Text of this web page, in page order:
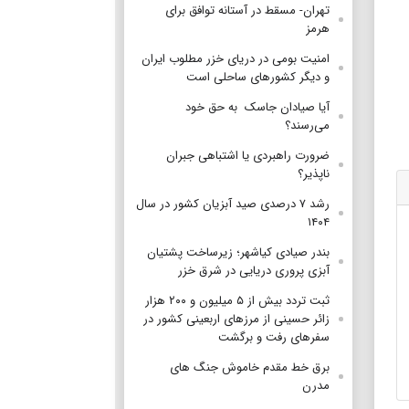
تهران- مسقط در آستانه توافق برای
هرمز
امنیت بومی در دریای خزر مطلوب ایران
و دیگر کشورهای ساحلی است
آیا صیادان جاسک به حق خود
می‌رسند؟
ضرورت راهبردی یا اشتباهی جبران
ناپذیر؟
رشد ۷ درصدی صید آبزیان کشور در سال
۱۴۰۴
بندر صیادی کیاشهر؛ زیرساخت پشتیان
آبزی پروری دریایی در شرق خزر
ثبت تردد بیش از ۵ میلیون و ۲۰۰ هزار
زائر حسینی از مرزهای اربعینی کشور در
سفرهای رفت و برگشت
برق خط مقدم خاموش جنگ های
مدرن